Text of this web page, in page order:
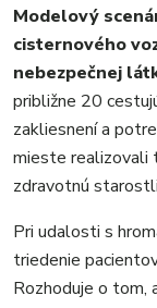
Modelový
cisternového
nebezpečnej
približne 20
zakliesnení a
mieste realizovali
zdravotnú
Pri udalosti s
triedenie
Rozhoduje o tom,